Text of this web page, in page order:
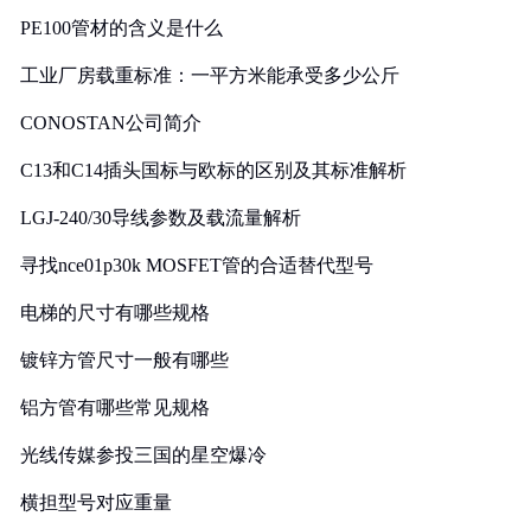
PE100管材的含义是什么
工业厂房载重标准：一平方米能承受多少公斤
CONOSTAN公司简介
C13和C14插头国标与欧标的区别及其标准解析
LGJ-240/30导线参数及载流量解析
寻找nce01p30k MOSFET管的合适替代型号
电梯的尺寸有哪些规格
镀锌方管尺寸一般有哪些
铝方管有哪些常见规格
光线传媒参投三国的星空爆冷
横担型号对应重量